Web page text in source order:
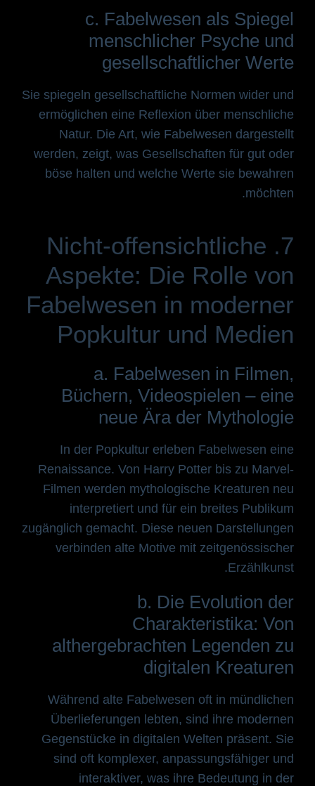
c. Fabelwesen als Spiegel
menschlicher Psyche und
gesellschaftlicher Werte
Sie spiegeln gesellschaftliche Normen wider und
ermöglichen eine Reflexion über menschliche
Natur. Die Art, wie Fabelwesen dargestellt
werden, zeigt, was Gesellschaften für gut oder
böse halten und welche Werte sie bewahren
möchten.
7. Nicht-offensichtliche
Aspekte: Die Rolle von
Fabelwesen in moderner
Popkultur und Medien
a. Fabelwesen in Filmen,
Büchern, Videospielen – eine
neue Ära der Mythologie
In der Popkultur erleben Fabelwesen eine
Renaissance. Von Harry Potter bis zu Marvel-
Filmen werden mythologische Kreaturen neu
interpretiert und für ein breites Publikum
zugänglich gemacht. Diese neuen Darstellungen
verbinden alte Motive mit zeitgenössischer
Erzählkunst.
b. Die Evolution der
Charakteristika: Von
althergebrachten Legenden zu
digitalen Kreaturen
Während alte Fabelwesen oft in mündlichen
Überlieferungen lebten, sind ihre modernen
Gegenstücke in digitalen Welten präsent. Sie
sind oft komplexer, anpassungsfähiger und
interaktiver, was ihre Bedeutung in der